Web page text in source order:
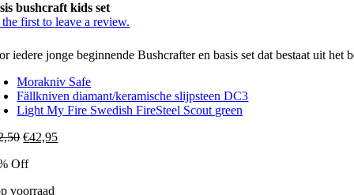
bushcraft kids set
first to leave a review.
iedere jonge beginnende Bushcrafter en basis set dat bestaat uit het
Morakniv Safe
Fällkniven diamant/keramische slijpsteen DC3
Light My Fire Swedish FireSteel Scout green
Oorspronkelijke
was:
€42,95Huidige
Off
voorraad